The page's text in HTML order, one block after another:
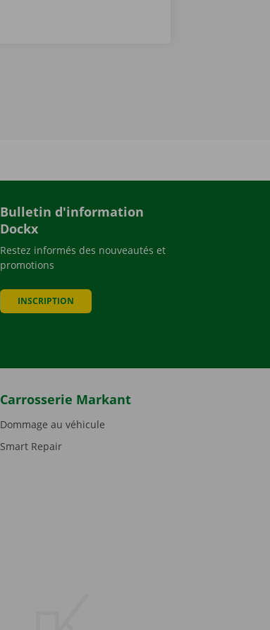
Bulletin d'information
Dockx
Restez informés des nouveautés et
promotions
INSCRIPTION
Carrosserie Markant
Dommage au véhicule
Smart Repair